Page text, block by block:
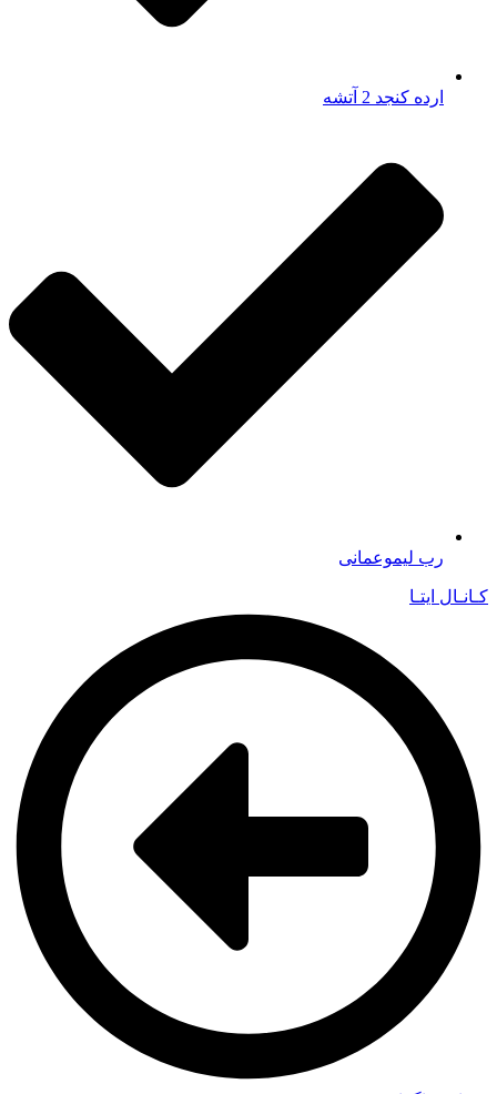
ارده کنجد 2 آتشه
رب لیموعمانی
کـانـال ایتـا